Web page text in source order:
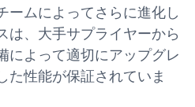
ームによってさらに進化し
は、大手サプライヤーから
によって適切にアップグレ
た性能が保証されていま